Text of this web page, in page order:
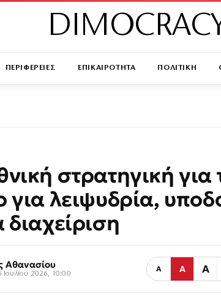
ΠΕΡΙΦΕΡΕΙΕΣ ΕΠΙΚΑΙΡΟΤΗΤΑ ΠΟΛΙΤΙΚΗ
στρατηγική για
για λειψυδρία,
διαχείριση
Αθανασίου
Ιουλίου 2026, 10:00
Α Α Α